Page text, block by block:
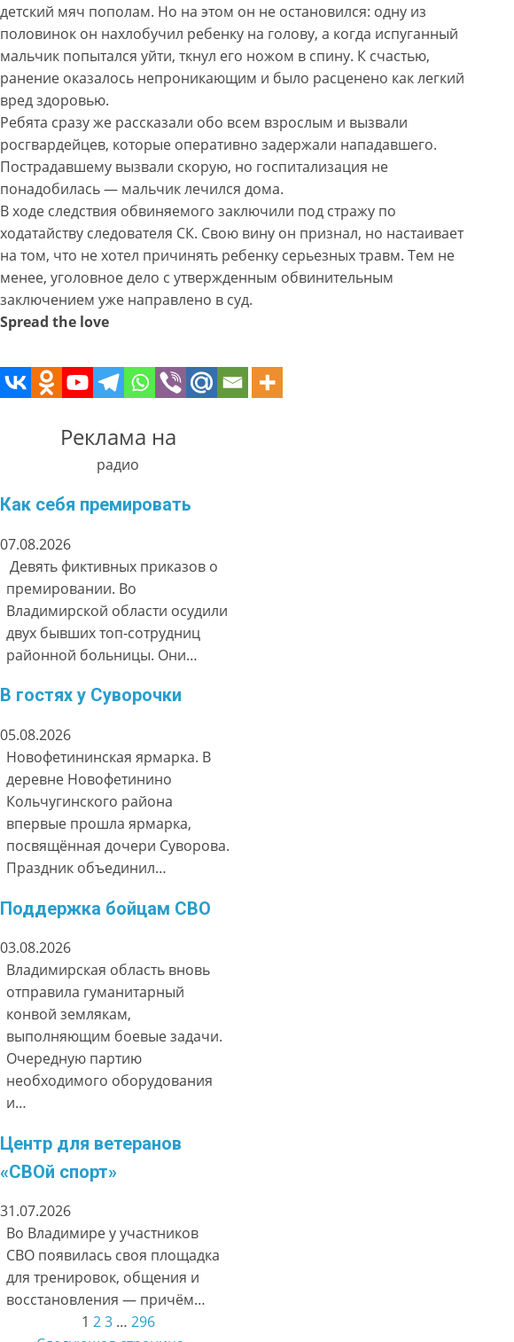
детский мяч пополам. Но на этом он не остановился: одну из
половинок он нахлобучил ребенку на голову, а когда испуганный
мальчик попытался уйти, ткнул его ножом в спину. К счастью,
ранение оказалось непроникающим и было расценено как легкий
вред здоровью.
Ребята сразу же рассказали обо всем взрослым и вызвали
росгвардейцев, которые оперативно задержали нападавшего.
Пострадавшему вызвали скорую, но госпитализация не
понадобилась — мальчик лечился дома.
В ходе следствия обвиняемого заключили под стражу по
ходатайству следователя СК. Свою вину он признал, но настаивает
на том, что не хотел причинять ребенку серьезных травм. Тем не
менее, уголовное дело с утвержденным обвинительным
заключением уже направлено в суд.
Spread the love
Реклама на
радио
Как себя премировать
07.08.2026
Девять фиктивных приказов о
премировании. Во
Владимирской области осудили
двух бывших топ-сотрудниц
районной больницы. Они…
В гостях у Суворочки
05.08.2026
Новофетининская ярмарка. В
деревне Новофетинино
Кольчугинского района
впервые прошла ярмарка,
посвящённая дочери Суворова.
Праздник объединил…
Поддержка бойцам СВО
03.08.2026
Владимирская область вновь
отправила гуманитарный
конвой землякам,
выполняющим боевые задачи.
Очередную партию
необходимого оборудования
и…
Центр для ветеранов
«СВОй спорт»
31.07.2026
Во Владимире у участников
СВО появилась своя площадка
для тренировок, общения и
восстановления — причём…
1 23 … 296